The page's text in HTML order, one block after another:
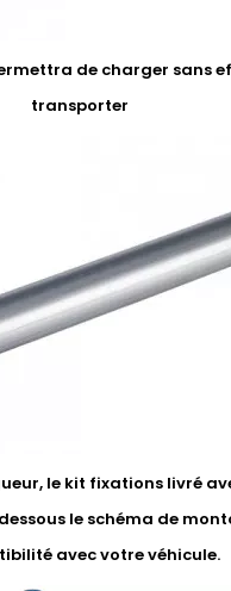
de charger sans
transporter
le kit fixations livré
le schéma de
avec votre véhicule.